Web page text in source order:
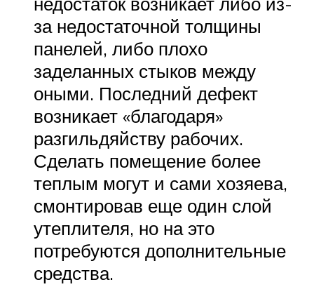
за недостаточной толщины
панелей, либо плохо
заделанных стыков между
оными. Последний дефект
возникает «благодаря»
разгильдяйству рабочих.
Сделать помещение более
теплым могут и сами хозяева,
смонтировав еще один слой
утеплителя, но на это
потребуются дополнительные
средства.